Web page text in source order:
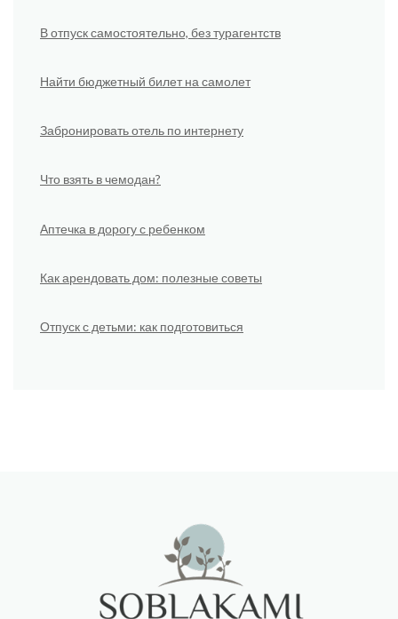
В отпуск самостоятельно, без турагентств
Найти бюджетный билет на самолет
Забронировать отель по интернету
Что взять в чемодан?
Аптечка в дорогу с ребенком
Как арендовать дом: полезные советы
Отпуск с детьми: как подготовиться